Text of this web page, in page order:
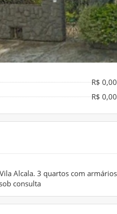
R$ 0,00
R$ 0,00
Alcala. 3 quartos com
consulta